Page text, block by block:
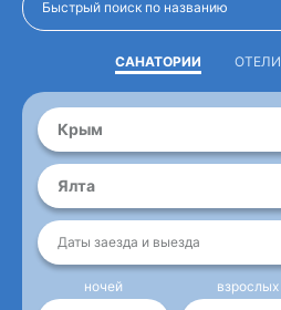
САНАТОРИИ ОТЕЛИ
Крым
Ялта
Даты заезда и выезда
ночей взрослых